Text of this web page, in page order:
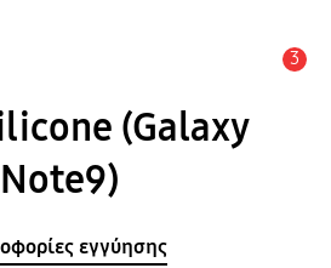
3
(Galaxy
Note9)
εγγύησης